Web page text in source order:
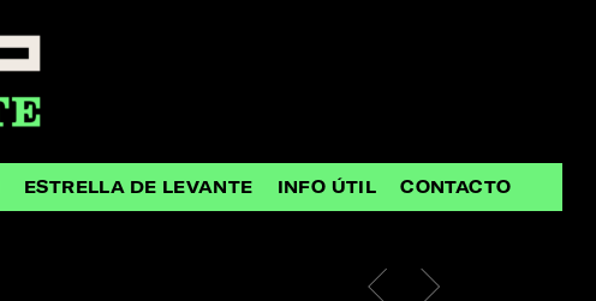
ESTRELLA DE LEVANTE INFO ÚTIL CONTACTO